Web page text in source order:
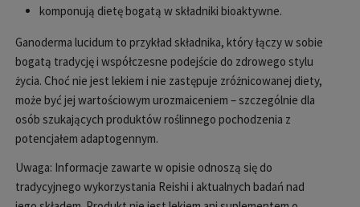
komponują dietę bogatą w składniki bioaktywne.
Ganoderma lucidum to przykład składnika, któryłączy w sobie
bogatą tradycję i współczesne podejście do zdrowego stylu
życia. Choć nie jest lekiem i nie zastępuje zróżnicowanej diety,
może być jej wartościowym urozmaiceniem – szczególnie dla
osób szukających produktów roślinnego pochodzenia z
potencjałem adaptogennym.
Uwaga: Informacje zawarte w opisie odnoszą się do
tradycyjnego wykorzystania Reishi i aktualnych badań nad